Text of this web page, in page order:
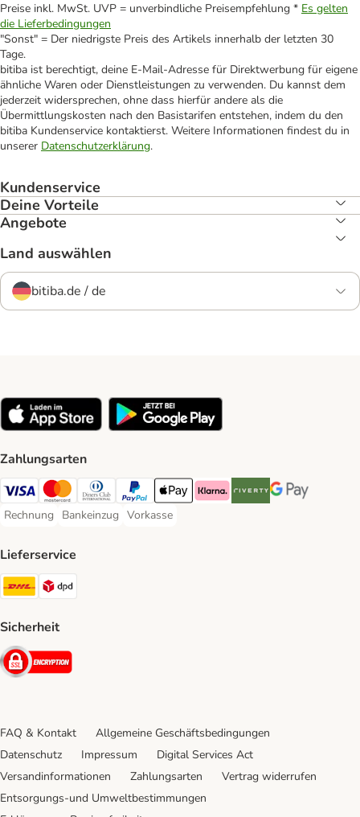
Preise inkl. MwSt. UVP = unverbindliche Preisempfehlung * Es gelten
die Lieferbedingungen
"Sonst" = Der niedrigste Preis des Artikels innerhalb der letzten 30
Tage.
bitiba ist berechtigt, deine E-Mail-Adresse für Direktwerbung für eigene
ähnliche Waren oder Dienstleistungen zu verwenden. Du kannst dem
jederzeit widersprechen, ohne dass hierfür andere als die
Übermittlungskosten nach den Basistarifen entstehen, indem du den
bitiba Kundenservice kontaktierst. Weitere Informationen findest du in
unserer Datenschutzerklärung.
Kundenservice
Deine Vorteile
Angebote
Land auswählen
bitiba.de / de
Zahlungsarten
Visa Payment Method
Mastercard Payment Method
Diners Club Payment Method
PayPal Payment Method
Apple Pay Payment Method
Klarna Payment Method
Riverty Payment Method
Google Pay
Rechnung
Rechnung Payment Method
Bankeinzug
Bankeinzug Payment Method
Vorkasse
Vorkasse Payment Method
Lieferservice
DHL Shipping Method
Sicherheit
Security
FAQ & Kontakt
Allgemeine Geschäftsbedingungen
Datenschutz
Impressum
Digital Services Act
Versandinformationen
Zahlungsarten
Vertrag widerrufen
Entsorgungs-und Umweltbestimmungen